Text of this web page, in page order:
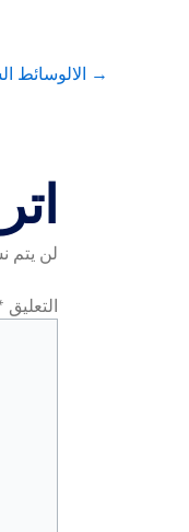
→ الالوسائط
لن يتم
التعليق